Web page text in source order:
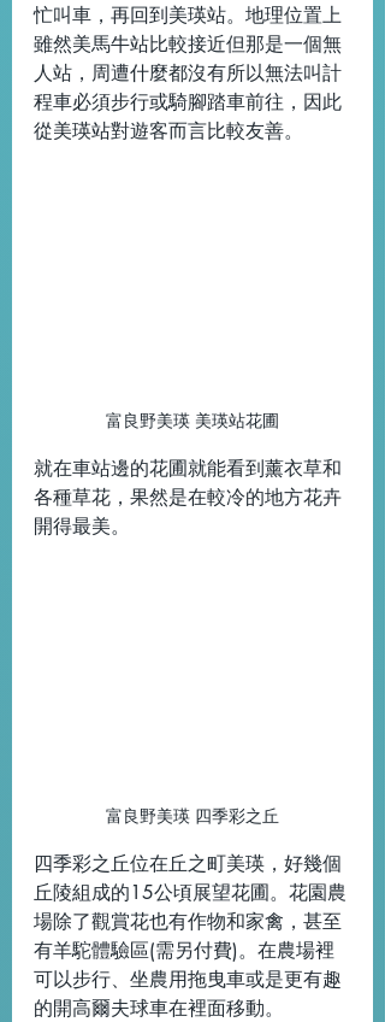
忙叫車，再回到美瑛站。地理位置上
雖然美馬牛站比較接近但那是一個無
人站，周遭什麼都沒有所以無法叫計
程車必須步行或騎腳踏車前往，因此
從美瑛站對遊客而言比較友善。
富良野美瑛 美瑛站花圃
就在車站邊的花圃就能看到薰衣草和
各種草花，果然是在較冷的地方花卉
開得最美。
富良野美瑛 四季彩之丘
四季彩之丘位在丘之町美瑛，好幾個
丘陵組成的15公頃展望花圃。花園農
場除了觀賞花也有作物和家禽，甚至
有羊駝體驗區(需另付費)。在農場裡
可以步行、坐農用拖曳車或是更有趣
的開高爾夫球車在裡面移動。